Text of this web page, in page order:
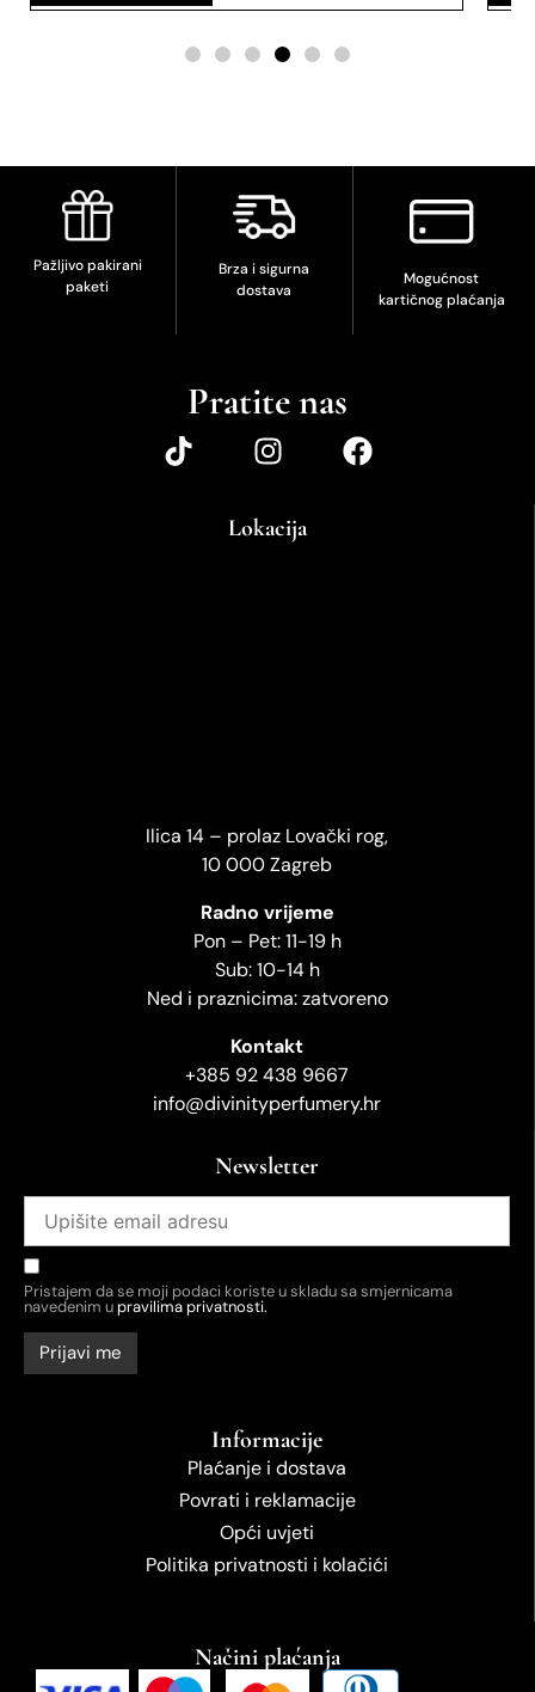
Pažljivo pakirani
paketi
Brza i sigurna
dostava
Mogućnost
kartičnog plaćanja
Pratite nas
Lokacija
Ilica 14 – prolaz Lovački rog,
10 000 Zagreb
Radno vrijeme
Pon – Pet: 11-19 h
Sub: 10-14 h
Ned i praznicima: zatvoreno
Kontakt
+385 92 438 9667
info@divinityperfumery.hr
Newsletter
Pristajem da se moji podaci koriste u skladu sa smjernicama
navedenim upravilima privatnosti.
Informacije
Plaćanje i dostava
Povrati i reklamacije
Opći uvjeti
Politika privatnosti i kolačići
Načini plaćanja